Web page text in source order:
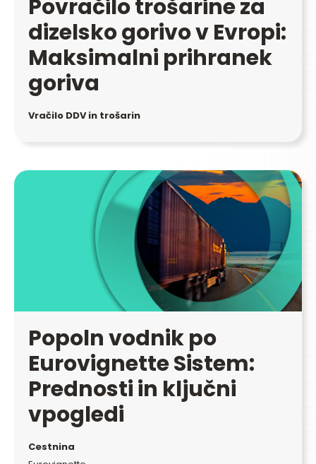
Povračilo trošarine za
dizelsko gorivo v Evropi:
Maksimalni prihranek
goriva
Vračilo DDV in trošarin
Popoln vodnik po
Eurovignette Sistem:
Prednosti in ključni
vpogledi
Cestnina